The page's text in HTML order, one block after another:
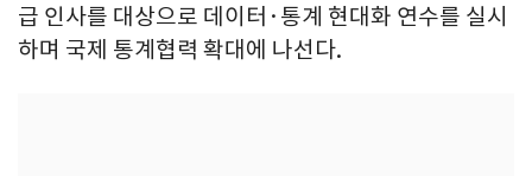
급 인사를 대상으로 데이터·통계 현대화 연수를 실시
하며 국제 통계협력 확대에 나선다.